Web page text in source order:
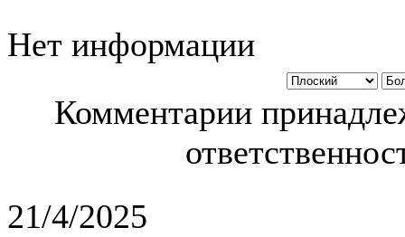
Нет информации
Комментарии
21/4/2025